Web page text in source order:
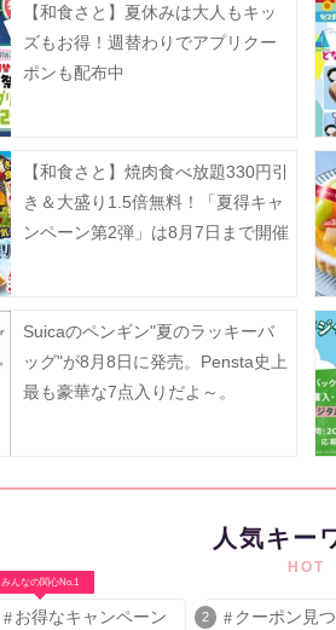
【和食さと】夏休みは大人もキッ
ズもお得！週替わりでアプリクー
ポンも配布中
【和食さと】焼肉食べ放題330円引
き＆大盛り1.5倍無料！「夏得キャ
ンペーン第2弾」は8月7日まで開催
Suicaのペンギン"夏のラッキーバ
ッグ"が8月8日に発売。Pensta史上
最も豪華な7点入りだよ～。
人気キー
HOT
みんなの関心No.1
お得なキャンペーン 2 クーポン見